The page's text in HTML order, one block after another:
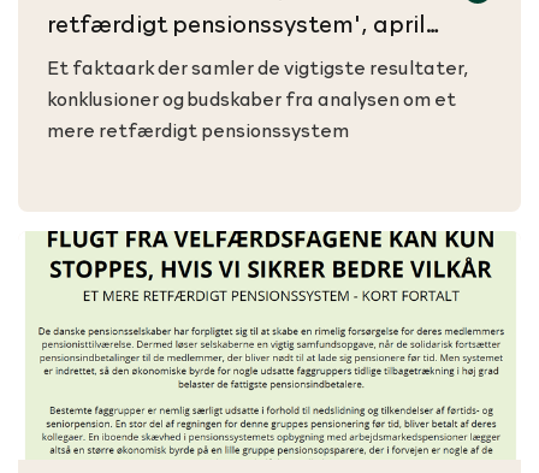
retfærdigt pensionssystem', april
2023
Et faktaark der samler de vigtigste resultater,
konklusioner og budskaber fra analysen om et
mere retfærdigt pensionssystem